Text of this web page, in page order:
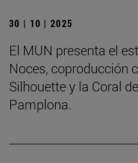
30 | 10 | 2025
El MUN presenta el
Noces, coproducción
Silhouette y la Coral
Pamplona.